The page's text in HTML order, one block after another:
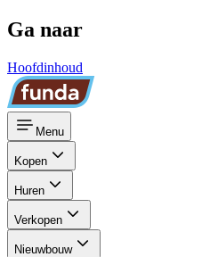
Ga naar
Hoofdinhoud
Menu
Kopen
Huren
Verkopen
Nieuwbouw